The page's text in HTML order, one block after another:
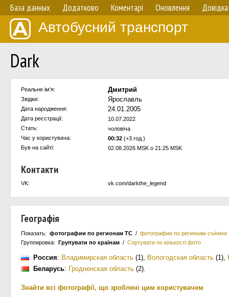
База данных Додатково Коментарі Оновлення Довідка
Автобусний транспорт
Dark
Реальне ім'я: Дмитрий
Звідки: Ярославль
Дата народження: 24.01.2005
Дата реєстрації:
10.07.2022
Стать:
чоловіча
Час у користувача:
00:32 (+3 год.)
Був на сайті:
02.08.2026 MSK о 21:25 MSK
Контакти
VK: vk.com/darkthe_legend
Географія
Показать: фотографии по регионам ТС / фотографии по регионам съёмки
Группировка: Групувати по країнам / Сортувати по кількості фото
Россия: Владимирская область (1), Вологодская область (1),
Беларусь: Гродненская область (2).
Знайти всі фотографії, що зроблені цим користувачем